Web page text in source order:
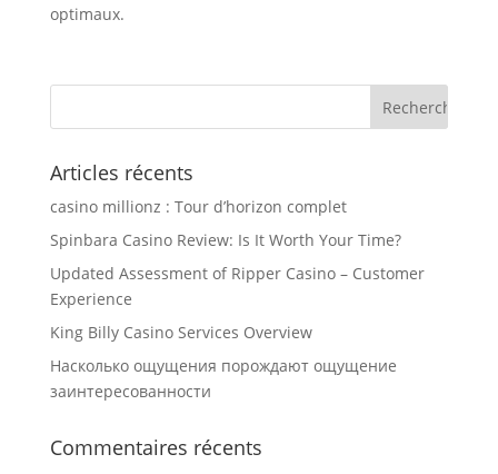
optimaux.
Articles récents
casino millionz : Tour d’horizon complet
Spinbara Casino Review: Is It Worth Your Time?
Updated Assessment of Ripper Casino – Customer
Experience
King Billy Casino Services Overview
Насколько ощущения порождают ощущение
заинтересованности
Commentaires récents